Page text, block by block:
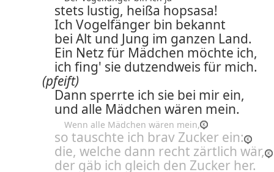
stets lustig, heißa hopsasa!
Ich Vogelfänger bin bekannt
bei Alt und Jung im ganzen Land.
Ein Netz für Mädchen möchte ich,
ich fing' sie dutzendweis für mich.
(pfeift)
Dann sperrte ich sie bei mir ein,
und alle Mädchen wären mein.
Wenn alle Mädchen wären mein,
so tauschte ich brav Zucker ein:
die, welche dann recht zärtlich wär,
der gäb ich gleich den Zucker her.